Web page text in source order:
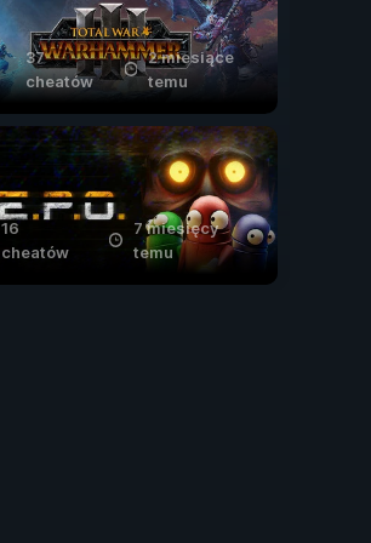
37
cheatów
2 miesiące
temu
16
cheatów
7 miesięcy
temu